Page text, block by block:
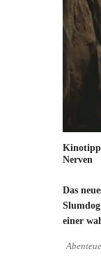
Nerven
Das
einer